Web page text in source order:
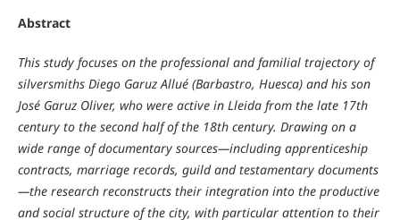
Abstract
This study focuses on the professional and familial trajectory of
silversmiths Diego Garuz Allué (Barbastro, Huesca) and his son
José Garuz Oliver, who were active in Lleida from the late 17th
century to the second half of the 18th century. Drawing on a
wide range of documentary sources—including apprenticeship
contracts, marriage records, guild and testamentary documents
—the research reconstructs their integration into the productive
and social structure of the city, with particular attention to their